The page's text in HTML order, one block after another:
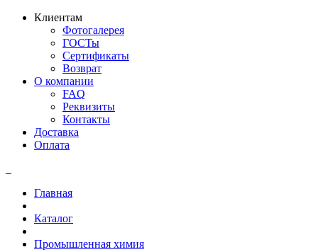
Клиентам
Фотогалерея
ГОСТы
Сертификаты
Возврат
О компании
FAQ
Реквизиты
Контакты
Доставка
Оплата
Главная
Каталог
Промышленная химия